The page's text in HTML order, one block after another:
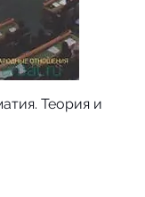
Теория и